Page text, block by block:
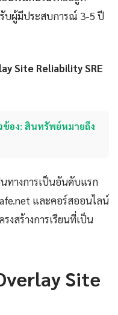
บผู้มีประสบการณ์ 3-5 ปี
Site Reliability SRE
ข้อง: สินทรัพย์หมายถึง
ทางการเป็นอันดับแรก
และคอร์สออนไลน์
งสร้างการเรียนที่เป็น
Site